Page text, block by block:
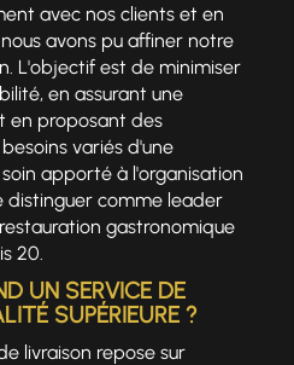
avec nos clients et en
avons pu affiner notre
L'objectif est de minimiser
en assurant une
en proposant des
variés d'une
apporté à l'organisation
distinguer comme leader
gastronomique
20.
UN SERVICE DE
SUPÉRIEURE ?
livraison repose sur